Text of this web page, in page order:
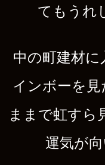
てもうれ
中の町建材に
インボーを
ままで虹すら
運気が